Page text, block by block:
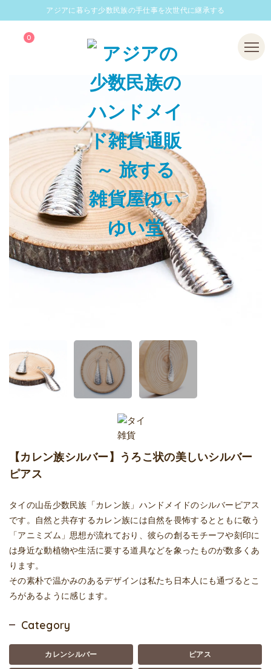
アジアに暮らす少数民族の手仕事を次世代に継承する
0 Menu
【カレン族シルバー】うろこ状の美しいシルバー
ピアス
タイの山岳少数民族「カレン族」ハンドメイドのシルバーピアス
です。自然と共存するカレン族には自然を畏怖するとともに敬う
「アニミズム」思想が流れており、彼らの創るモチーフや刻印に
は身近な動植物や生活に要する道具などを象ったものが数多くあ
ります。
その素朴で温かみのあるデザインは私たち日本人にも通づるとこ
ろがあるように感じます。
Category
カレンシルバー ピアス